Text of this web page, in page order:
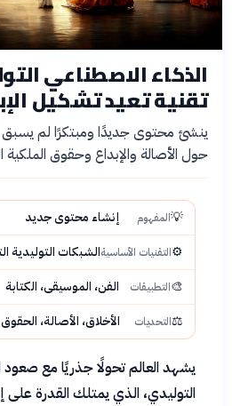
الذكاء الاصطناعي
تقنية تعيد تشكيل
ينشئ محتوى جديدًا ومبتكرًا لم يسبق
حول الأصالة والإبداع وحقوق الملكية
💡المفهوم
إنشاء محتوى جديد
⚙️التقنيات الأساسيةالشبكات التوليدية
🎨التطبيقات
الفن، الموسيقى، الكتابة
⚖️التحديات الأخلاق، الأصالة، الحقوق
يشهد العالم تحولًا جذريًا مع صعود
التوليدي، الذي يمتلك القدرة